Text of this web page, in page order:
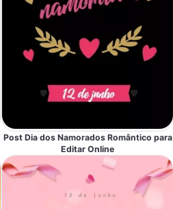
Post Dia dos Namorados Romântico para
Editar Online